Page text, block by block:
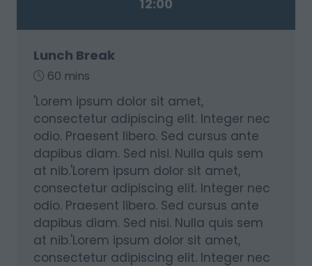
12:00
Lunch Break
60 mins
'Lorem ipsum dolor sit amet,
consectetur adipiscing elit. Integer nec
odio. Praesent libero. Sed cursus ante
dapibus diam. Sed nisi. Nulla quis sem
at nib.'Lorem ipsum dolor sit amet,
consectetur adipiscing elit. Integer nec
odio. Praesent libero. Sed cursus ante
dapibus diam. Sed nisi. Nulla quis sem
at nib.'Lorem ipsum dolor sit amet,
consectetur adipiscing elit. Integer nec